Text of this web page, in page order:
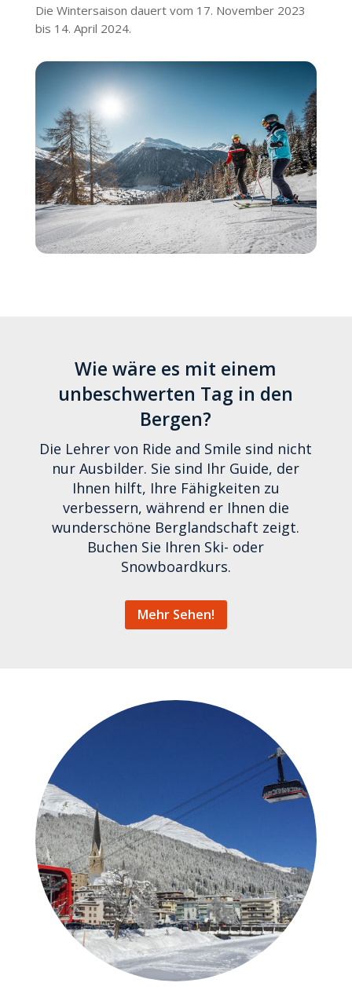
Die Wintersaison dauert vom 17. November 2023
bis 14. April 2024.
Wie wäre es mit einem
unbeschwerten Tag in den
Bergen?
Die Lehrer von Ride and Smile sind nicht
nur Ausbilder. Sie sind Ihr Guide, der
Ihnen hilft, Ihre Fähigkeiten zu
verbessern, während er Ihnen die
wunderschöne Berglandschaft zeigt.
Buchen Sie Ihren Ski- oder
Snowboardkurs.
Mehr Sehen!